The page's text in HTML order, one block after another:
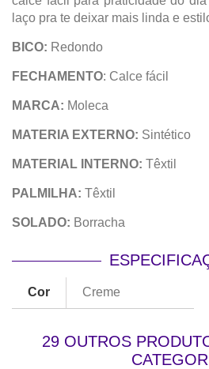
laço pra te deixar mais linda e
BICO: Redondo
FECHAMENTO: Calce fácil
MARCA: Moleca
MATERIA EXTERNO: Sintético
MATERIAL INTERNO: Têxtil
PALMILHA: Têxtil
SOLADO: Borracha
Cor Creme
29 OUTROS